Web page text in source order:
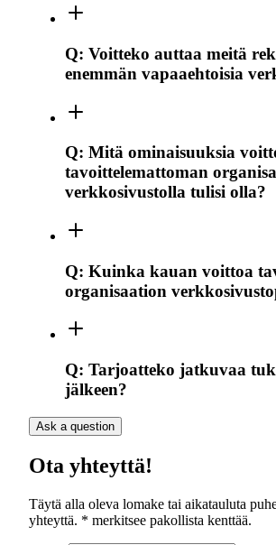
Q: Voitteko auttaa meitä
enemmän vapaaehtoisia
Q: Mitä ominaisuuksia
tavoittelemattoman
verkkosivustolla tulisi olla?
Q: Kuinka kauan voittoa
organisaation
Q: Tarjoatteko jatkuvaa
jälkeen?
Ask a question
Ota yhteyttä!
Täytä alla oleva lomake tai aikatauluta
yhteyttä. * merkitsee pakollista kenttää.